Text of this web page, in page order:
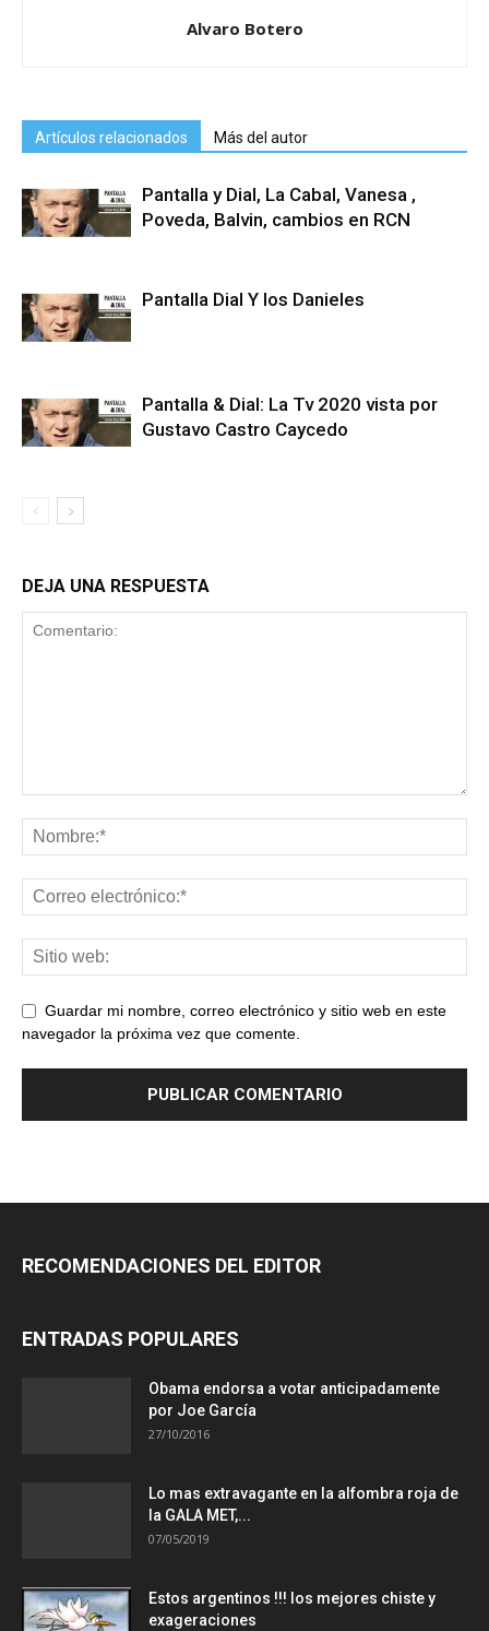
Alvaro Botero
Artículos relacionados Más del autor
Pantalla y Dial, La Cabal, Vanesa ,
Poveda, Balvin, cambios en RCN
Pantalla Dial Y los Danieles
Pantalla & Dial: La Tv 2020 vista por
Gustavo Castro Caycedo
DEJA UNA RESPUESTA
Guardar mi nombre, correo electrónico y sitio web en este
navegador la próxima vez que comente.
RECOMENDACIONES DEL EDITOR
ENTRADAS POPULARES
Obama endorsa a votar anticipadamente
por Joe García
27/10/2016
Lo mas extravagante en la alfombra roja de
la GALA MET,...
07/05/2019
Estos argentinos !!! los mejores chiste y
exageraciones